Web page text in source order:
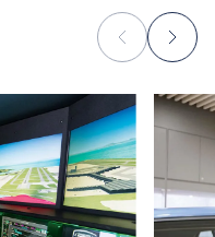
或會要求部分學生修讀
額外培訓／實習／公開
年學費水平會因應通脹